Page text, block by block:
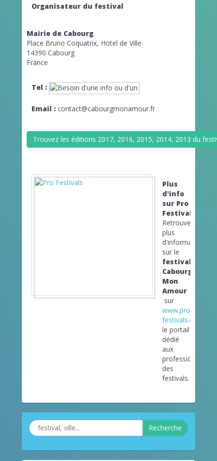
Organisateur du festival
Mairie de Cabourg
Place Bruno Coquatrix, Hotel de Ville
14390 Cabourg
France
Tel :
Email : contact@cabourgmonamour.fr
Trouvez les éditions 2017, 2016, 2015, 2014, 2013 du
Plus
d'info
sur Pro
Festivals
Retrouvez
plus
d'informations
sur le
festival
Cabourg
Mon
Amour
sur
www.pro-
festivals.com
le portail
dédié
aux
professionnels
des
festivals.
Recherche